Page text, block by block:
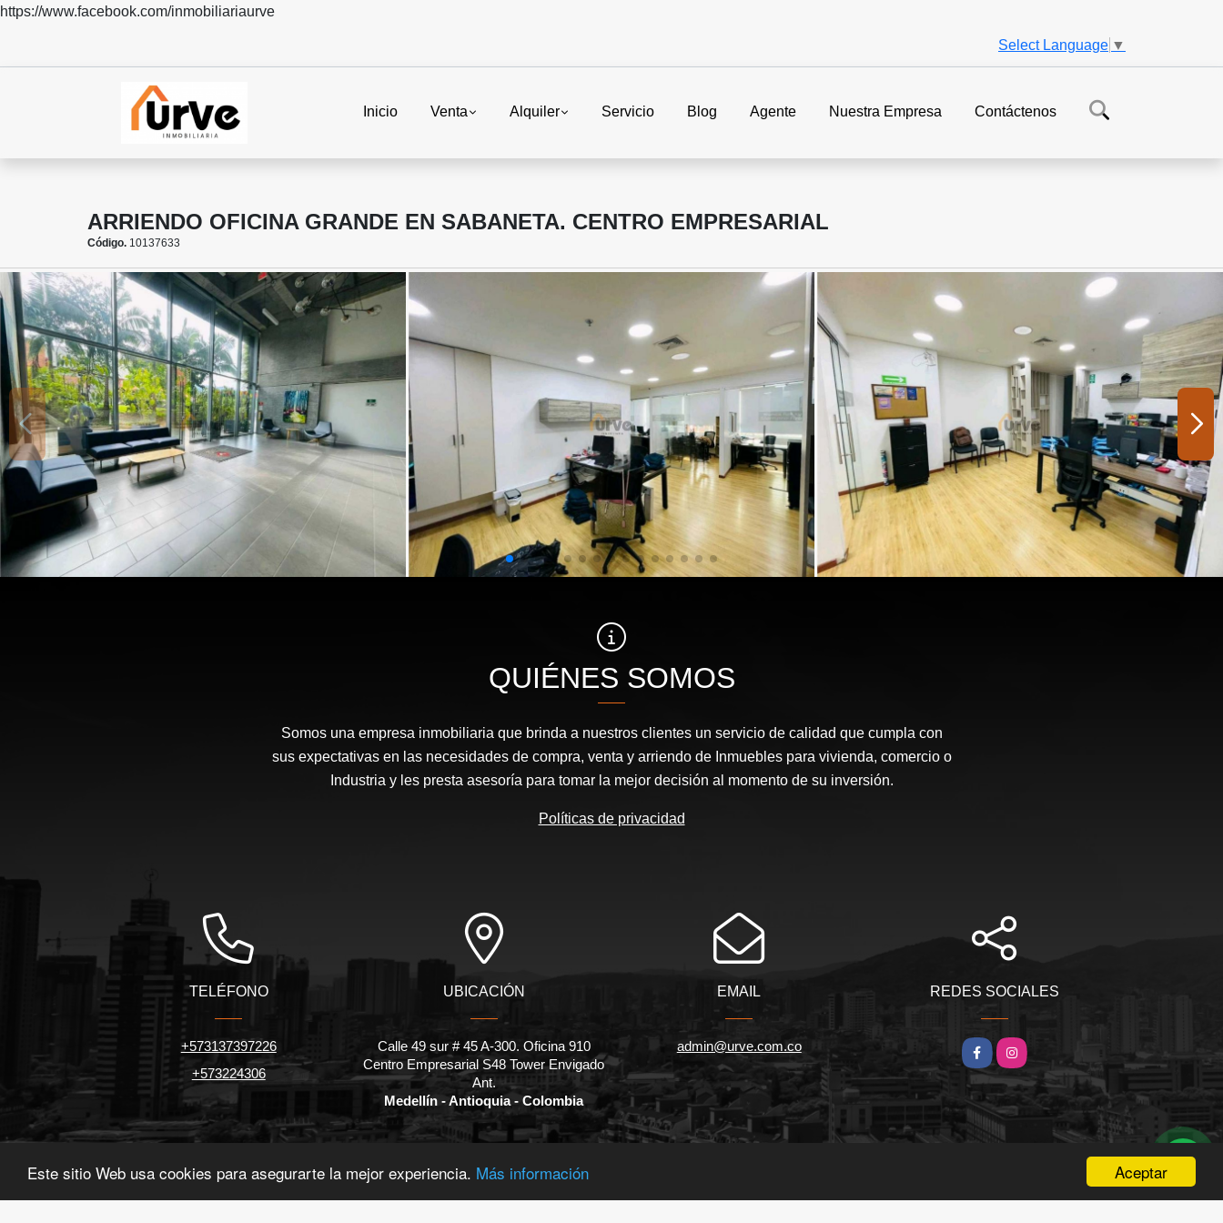
Aceptar
Este sitio Web usa cookies para asegurarte la mejor experiencia. Más información
https://www.facebook.com/inmobiliariaurve
Select Language ▼
Inicio Venta Alquiler Servicio Blog Agente Nuestra Empresa Contáctenos
ARRIENDO OFICINA GRANDE EN SABANETA. CENTRO EMPRESARIAL
Código. 10137633
QUIÉNES SOMOS
Somos una empresa inmobiliaria que brinda a nuestros clientes un servicio de calidad que cumpla con
sus expectativas en las necesidades de compra, venta y arriendo de Inmuebles para vivienda, comercio o
Industria y les presta asesoría para tomar la mejor decisión al momento de su inversión.
Políticas de privacidad
TELÉFONO
+573137397226
+573224306
UBICACIÓN
Calle 49 sur # 45 A-300. Oficina 910
Centro Empresarial S48 Tower Envigado
Ant.
Medellín - Antioquia - Colombia
EMAIL
admin@urve.com.co
REDES SOCIALES
Facebook
Instagram